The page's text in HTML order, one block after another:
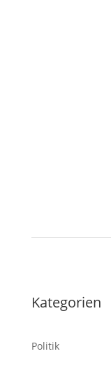
Kategorien
Politik